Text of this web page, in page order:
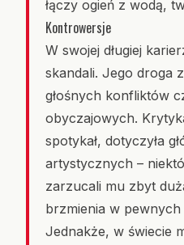
łączy ogień z wodą,
Kontrowersje
W swojej długiej
skandali. Jego droga
głośnych konfliktów
obyczajowych.
spotykał, dotyczyła
artystycznych –
zarzucali mu zbyt
brzmienia w
Jednakże, w świecie